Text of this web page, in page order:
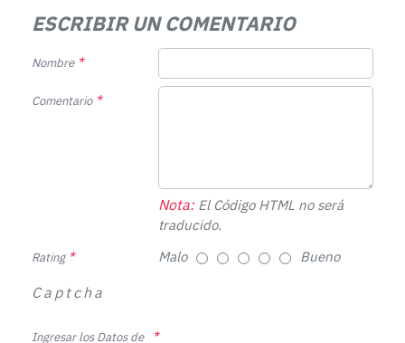
ESCRIBIR UN COMENTARIO
Nombre
Comentario
Nota:El Código HTML no será
traducido.
Rating Malo Bueno
Captcha
Ingresar los Datos de